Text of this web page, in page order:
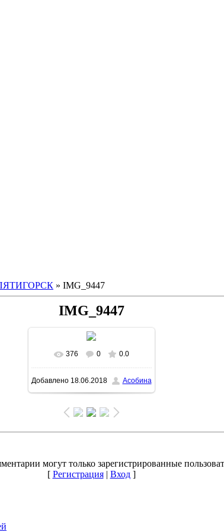
» IMG_9447
IMG_9447
376 0 0.0
Добавлено18.06.2018 Асобина
могут только зарегистрированные
[ Регистрация| Вход]